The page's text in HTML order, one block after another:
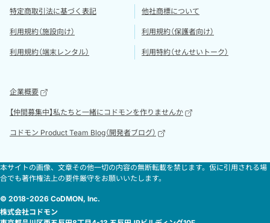
特定商取引法に基づく表記 他社商標について
利用規約（施設向け） 利用規約（保護者向け）
利用規約（端末レンタル） 利用特約（せんせいトーク）
企業概要
【仲間募集中】私たちと一緒にコドモンを作りませんか
コドモン Product Team Blog（開発者ブログ）
本サイトの画像、文章その他一切の内容の無断転載を禁じます。仮に引用される場
合でも著作権法上の要件厳守をお願いいたします。
© 2018-2026 CoDMON, Inc.
株式会社コドモン